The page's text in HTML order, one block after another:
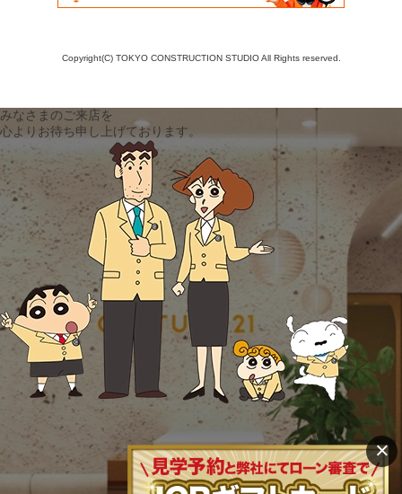
Copyright(C) TOKYO CONSTRUCTION STUDIO All Rights reserved.
みなさまのご来店を
心よりお待ち申し上げております。
×